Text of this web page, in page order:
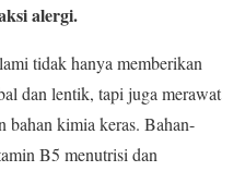
alergi.
tidak hanya memberikan
dan lentik, tapi juga merawat
bahan kimia keras. Bahan-
B5 menutrisi dan